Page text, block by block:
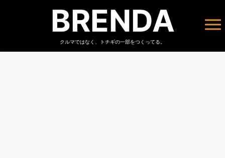
BRENDA
クルマではなく、トチギの一部をつくってる。